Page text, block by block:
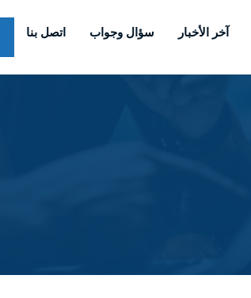
آخر الأخبار سؤال وجواب اتصل بنا